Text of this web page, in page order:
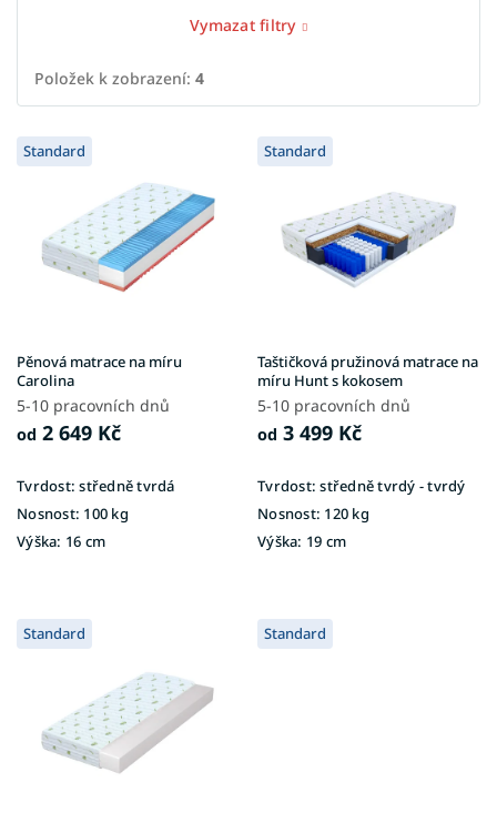
Vymazat filtry
Položek k zobrazení: 4
V
ý
u
k
t
ů
Standard
Pěnová matrace na míru
Carolina
5-10 pracovních dnů
od 2 649 Kč
Tvrdost: středně tvrdá
Nosnost: 100 kg
Výška: 16 cm
Standard
Taštičková pružinová matrace na
míru Hunt s kokosem
5-10 pracovních dnů
od 3 499 Kč
Tvrdost: středně tvrdý - tvrdý
Nosnost: 120 kg
Výška: 19 cm
Standard Standard